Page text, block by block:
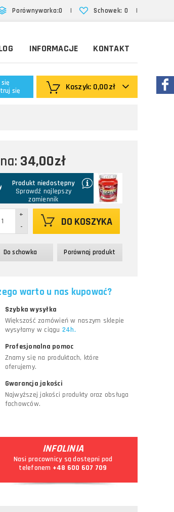
Schowek: 0 |
Porównywarka:0 |
INFORMACJE KONTAKT
Koszyk: 0,00zł
się
34,00zł
Produkt niedostępny
Sprawdź najlepszy
zamiennik
-
+
DO KOSZYKA
Do schowka Porównaj produkt
warto u nas kupować?
Szybka wysyłka
Większość zamówień w naszym sklepie
wysyłamy w ciągu 24h.
Profesjonalna pomoc
Znamy się na produktach, które
oferujemy.
Gwarancja jakości
Najwyższej jakości produkty oraz obsługa
fachowców.
INFOLINIA
Nasi pracownicy są dostępni pod
telefonem +48 600 607 709